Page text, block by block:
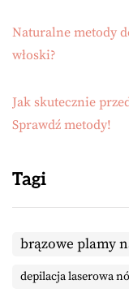
Naturalne metody
włoski?
Jak skutecznie
Sprawdź metody!
Tagi
brązowe plamy
depilacja laserowa